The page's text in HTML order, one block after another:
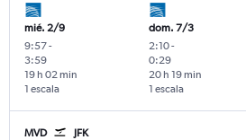
mié. 2/9
9:57-
3:59
1 escala
19 h 02 min
dom. 7/3
2:10-
0:29
1 escala
20 h 19 min
MVD JFK